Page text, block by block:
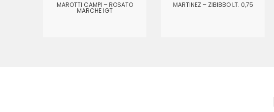
MAROTTI CAMPI – ROSATO
MARCHE IGT
MARTINEZ – ZIBIBBO LT. 0,75